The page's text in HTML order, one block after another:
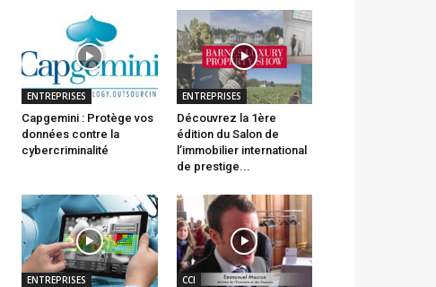
ENTREPRISES
Capgemini : Protège vos
données contre la
cybercriminalité
ENTREPRISES
Découvrez la 1ère
édition du Salon de
l’immobilier international
de prestige...
ENTREPRISES CCI